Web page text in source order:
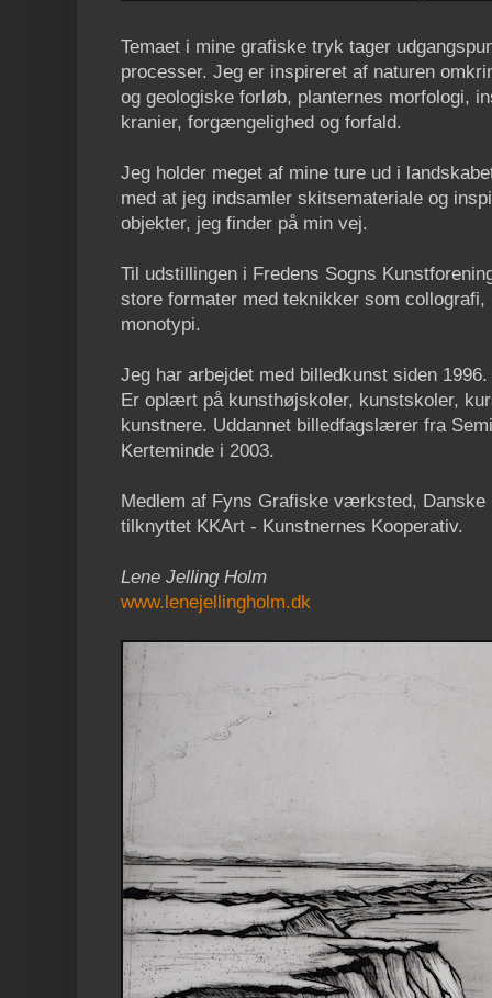
Temaet i mine grafiske tryk tager
processer. Jeg er inspireret af naturen
og geologiske forløb, planternes morfologi,
kranier, forgængelighed og forfald.
Jeg holder meget af mine ture ud i
med at jeg indsamler skitsemateriale og
objekter, jeg finder på min vej.
Til udstillingen i Fredens Sogns
store formater med teknikker som
monotypi.
Jeg har arbejdet med billedkunst siden 1996.
Er oplært på kunsthøjskoler, kunstskoler,
kunstnere. Uddannet billedfagslærer fra
Kerteminde i 2003.
Medlem af Fyns Grafiske værksted, Danske
tilknyttet KKArt - Kunstnernes Kooperativ.
Lene Jelling Holm
www.lenejellingholm.dk